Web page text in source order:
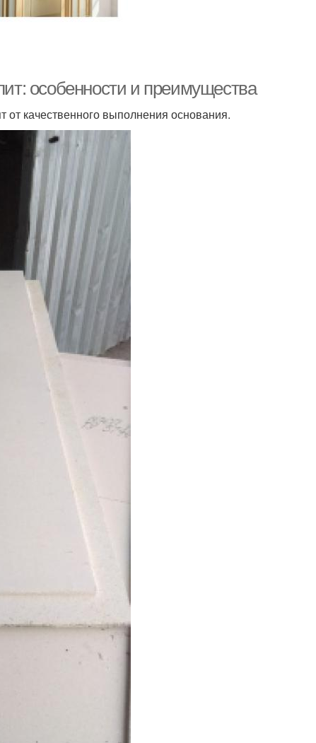
особенности и преимущества
качественного выполнения основания.